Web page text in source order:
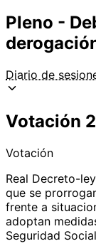
Pleno -
Diario de
Votación
Votación
Real Decreto-
que se
frente a
adoptan
Seguridad